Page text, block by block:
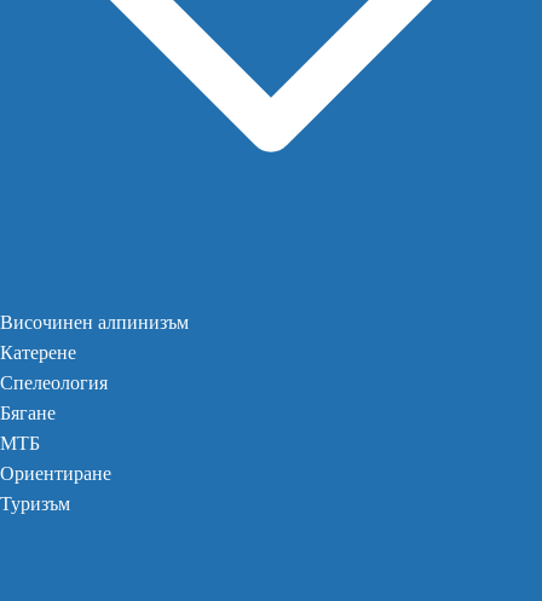
Височинен алпинизъм
Катерене
Спелеология
Бягане
МТБ
Ориентиране
Туризъм